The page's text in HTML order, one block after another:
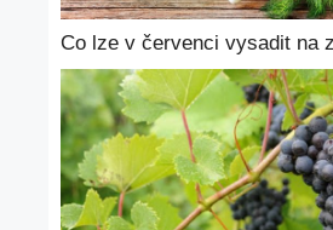
Co lze v červenci vysadit na